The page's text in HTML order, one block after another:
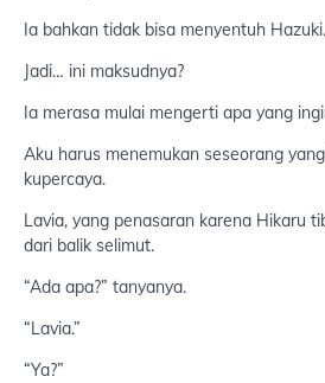
Ia bahkan tidak bisa menyentuh Hazuki.
Jadi… ini maksudnya?
Ia merasa mulai mengerti apa yang
Aku harus menemukan seseorang
kupercaya.
Lavia, yang penasaran karena Hikaru
dari balik selimut.
“Ada apa?” tanyanya.
“Lavia.”
“Ya?”